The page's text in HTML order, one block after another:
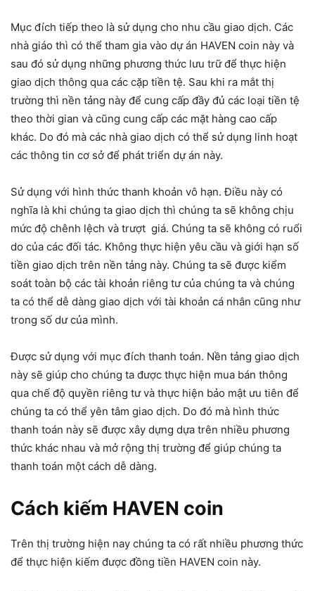
Mục đích tiếp theo là sử dụng cho nhu cầu giao dịch. Các
nhà giáo thì có thể tham gia vào dự án HAVEN coin này và
sau đó sử dụng những phương thức lưu trữ để thực hiện
giao dịch thông qua các cặp tiền tệ. Sau khi ra mắt thị
trường thì nền tảng này để cung cấp đầy đủ các loại tiền tệ
theo thời gian và cũng cung cấp các mặt hàng cao cấp
khác. Do đó mà các nhà giao dịch có thể sử dụng linh hoạt
các thông tin cơ sở để phát triển dự án này.
Sử dụng với hình thức thanh khoản vô hạn. Điều này có
nghĩa là khi chúng ta giao dịch thì chúng ta sẽ không chịu
mức độ chênh lệch và trượt giá. Chúng ta sẽ không có ruổi
do của các đối tác. Không thực hiện yêu cầu và giới hạn số
tiền giao dịch trên nền tảng này. Chúng ta sẽ được kiểm
soát toàn bộ các tài khoản riêng tư của chúng ta và chúng
ta có thể dễ dàng giao dịch với tài khoản cá nhân cũng như
trong số dư của mình.
Được sử dụng với mục đích thanh toán. Nền tảng giao dịch
này sẽ giúp cho chúng ta được thực hiện mua bán thông
qua chế độ quyền riêng tư và thực hiện bảo mật ưu tiên để
chúng ta có thể yên tâm giao dịch. Do đó mà hình thức
thanh toán này sẽ được xây dựng dựa trên nhiều phương
thức khác nhau và mở rộng thị trường để giúp chúng ta
thanh toán một cách dễ dàng.
Cách kiếm HAVEN coin
Trên thị trường hiện nay chúng ta có rất nhiều phương thức
để thực hiện kiếm được đồng tiền HAVEN coin này.